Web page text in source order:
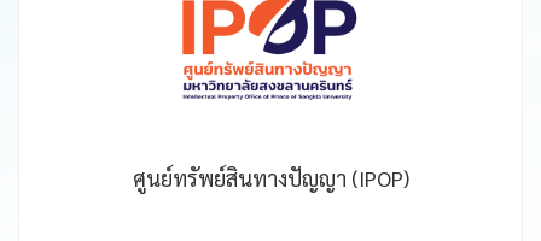
ศูนย์ทรัพย์สินทางปัญญา (IPOP)